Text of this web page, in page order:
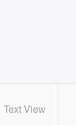
Text View